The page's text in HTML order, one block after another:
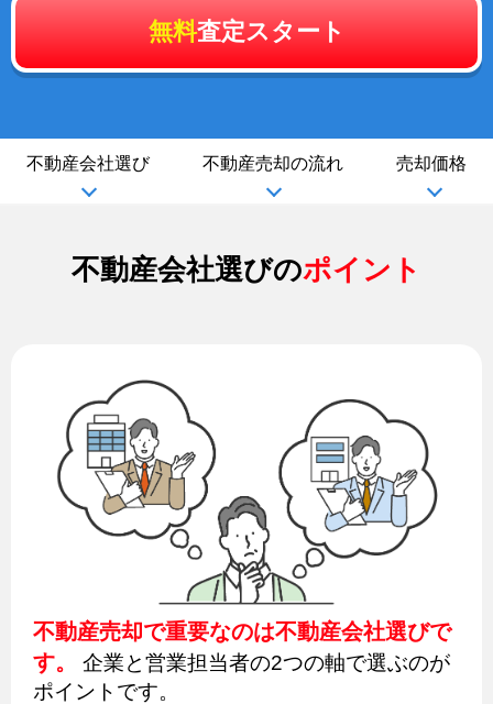
無料査定スタート
不動産会社選び 不動産売却の流れ 売却価格
不動産会社選びのポイント
不動産売却で重要なのは不動産会社選びで
す。
企業と営業担当者の2つの軸で選ぶのが
ポイントです。